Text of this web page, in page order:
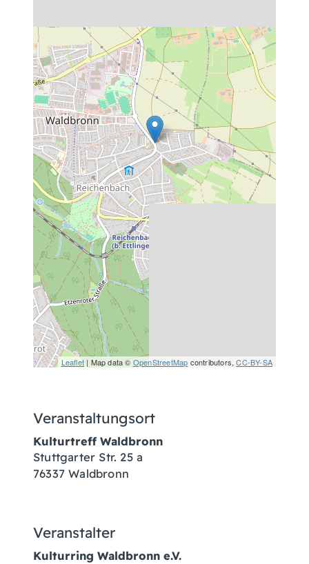
Leaflet| Map data © OpenStreetMap contributors,CC-BY-SA
Veranstaltungsort
Kulturtreff Waldbronn
Stuttgarter Str. 25 a
76337 Waldbronn
Veranstalter
Kulturring Waldbronn e.V.